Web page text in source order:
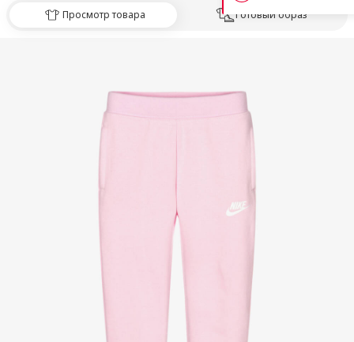
Просмотр товара Готовый образ